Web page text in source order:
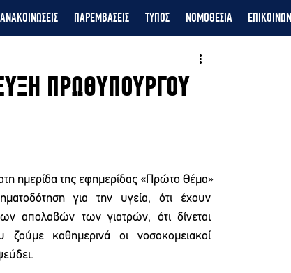
ΠΑΡΕΜΒΑΣΕΙΣ ΤΥΠΟΣ ΝΟΜΟΘΕΣΙΑ
ΠΡΩΘΥΠΟΥΡΓΟΥ
ημερίδα της εφημερίδας «Πρώτο Θέμα»
για  την  υγεία,  ότι  έχουν
απολαβών  των  γιατρών,  ότι  δίνεται
ζούμε  καθημερινά  οι  νοσοκομειακοί